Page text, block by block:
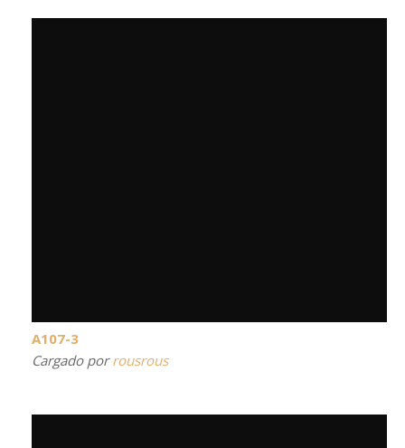
A107-3
Cargado porrousrous